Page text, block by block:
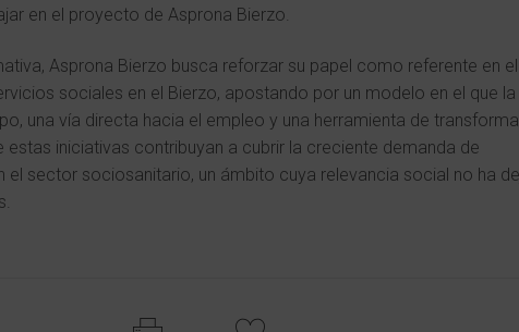
en el proyecto de Asprona Bierzo.
Asprona Bierzo busca reforzar su papel como referente en el
sociales en el Bierzo, apostando por un modelo en el que la
una vía directa hacia el empleo y una herramienta de
estas iniciativas contribuyan a cubrir la creciente demanda de
el sector sociosanitario, un ámbito cuya relevancia social no ha